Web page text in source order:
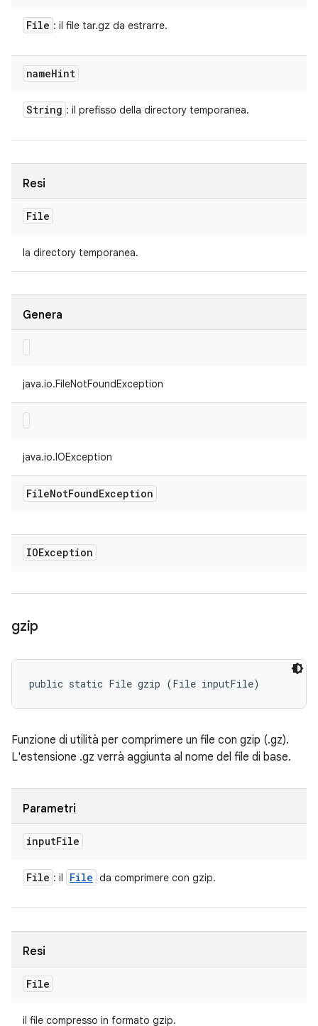
File : il file tar.gz da estrarre.
nameHint
String : il prefisso della directory temporanea.
Resi
File
la directory temporanea.
Genera
java.io.FileNotFoundException
java.io.IOException
FileNotFoundException
IOException
gzip
public static File gzip (File inputFile)
Funzione di utilità per comprimere un file con gzip (.gz).
L'estensione .gz verrà aggiunta al nome del file di base.
Parametri
inputFile
File : il File da comprimere con gzip.
Resi
File
il file compresso in formato gzip.